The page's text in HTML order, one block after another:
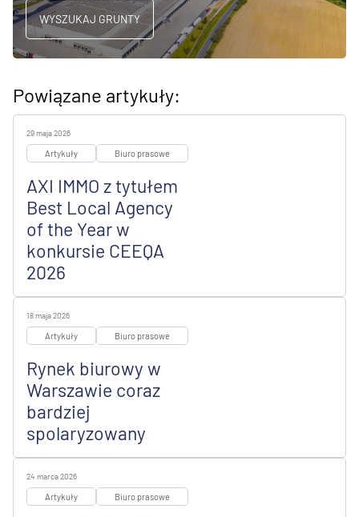
WYSZUKAJ GRUNTY
Powiązane artykuły:
29 maja 2026
Artykuły Biuro prasowe
AXI IMMO z tytułem
Best Local Agency
of the Year w
konkursie CEEQA
2026
18 maja 2026
Artykuły Biuro prasowe
Rynek biurowy w
Warszawie coraz
bardziej
spolaryzowany
24 marca 2026
Artykuły Biuro prasowe